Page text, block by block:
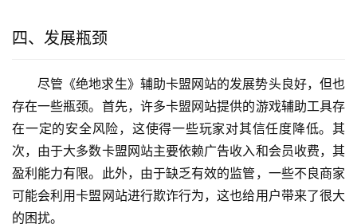
四、发展瓶颈
尽管《绝地求生》辅助卡盟网站的发展势头良好，但也
存在一些瓶颈。首先，许多卡盟网站提供的游戏辅助工具存
在一定的安全风险，这使得一些玩家对其信任度降低。其
次，由于大多数卡盟网站主要依赖广告收入和会员收费，其
盈利能力有限。此外，由于缺乏有效的监管，一些不良商家
可能会利用卡盟网站进行欺诈行为，这也给用户带来了很大
的困扰。